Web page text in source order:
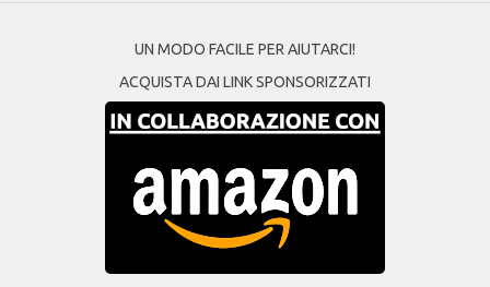
UN MODO FACILE PER AIUTARCI!
ACQUISTA DAI LINK SPONSORIZZATI